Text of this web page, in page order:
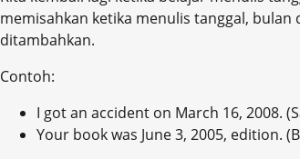
memisahkan ketika menulis tanggal,
ditambahkan.
Contoh:
I got an accident on March 16, 2008.
Your book was June 3, 2005, edition.